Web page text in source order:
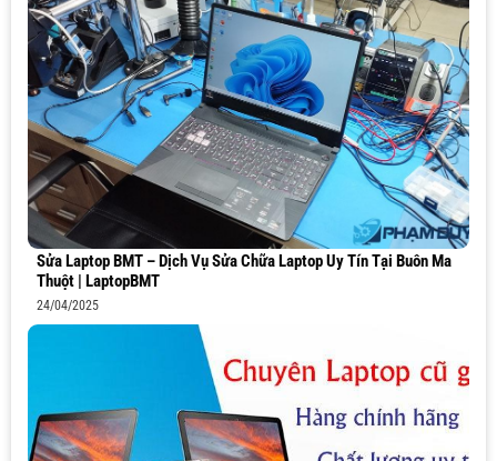
Sửa Laptop BMT – Dịch Vụ Sửa Chữa Laptop Uy Tín Tại Buôn Ma
Thuột | LaptopBMT
24/04/2025